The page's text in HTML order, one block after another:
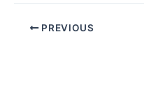
Post PREVIOUS